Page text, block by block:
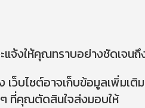
า
ะแจ้งให้คุณทราบอย่างชัดเ
ว็บไซต์อาจเก็บข้อมูลเพิ่มเ
ที่คุณตัดสินใจส่งมอบให้